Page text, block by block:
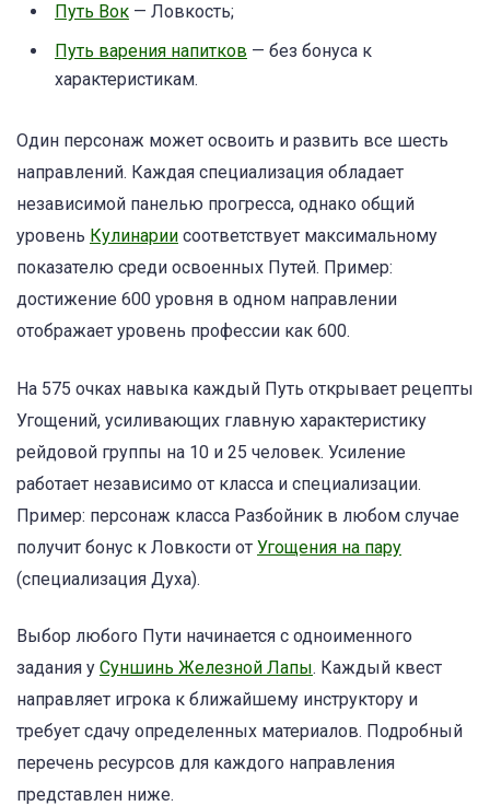
Путь Вок — Ловкость;
Путь варения напитков — без бонуса к
характеристикам.
Один персонаж может освоить и развить все шесть
направлений. Каждая специализация обладает
независимой панелью прогресса, однако общий
уровень Кулинарии соответствует максимальному
показателю среди освоенных Путей. Пример:
достижение 600 уровня в одном направлении
отображает уровень профессии как 600.
На 575 очках навыка каждый Путь открывает рецепты
Угощений, усиливающих главную характеристику
рейдовой группы на 10 и 25 человек. Усиление
работает независимо от класса и специализации.
Пример: персонаж класса Разбойник в любом случае
получит бонус к Ловкости от Угощения на пару
(специализация Духа).
Выбор любого Пути начинается с одноименного
задания у Суншинь Железной Лапы. Каждый квест
направляет игрока к ближайшему инструктору и
требует сдачу определенных материалов. Подробный
перечень ресурсов для каждого направления
представлен ниже.